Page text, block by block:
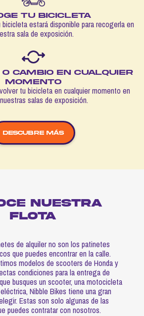
tu bicicleta
estará disponible para recogerla en
sala de exposición.
cambio en cualquier
momento
tu bicicleta en cualquier momento en
salas de exposición.
DESCUBRE MÁS
nuestra
flota
de alquiler no son los patinetes
que puedes encontrar en la calle.
modelos de scooters de Honda y
condiciones para la entrega de
busques un scooter, una motocicleta
Nibble Bikes tiene una gran
Estas son solo algunas de las
puedes contratar con nosotros.